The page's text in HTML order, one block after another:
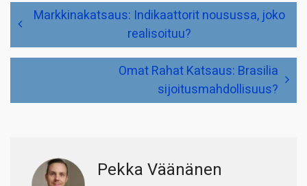
Artikkelien
selausMarkkinakatsaus: Indikaattorit nousussa, joko
realisoituu?
Omat Rahat Katsaus: Brasilia
sijoitusmahdollisuus?
Pekka Väänänen